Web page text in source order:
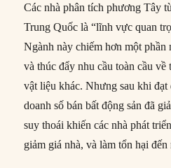
Các nhà phân tích phương Tây
Trung Quốc là “lĩnh vực quan
Ngành này chiếm hơn một
và thúc đẩy nhu cầu toàn cầu
vật liệu khác. Nhưng sau khi
doanh số bán bất động sản đã
suy thoái khiến các nhà phát
giảm giá nhà, và làm tổn hại